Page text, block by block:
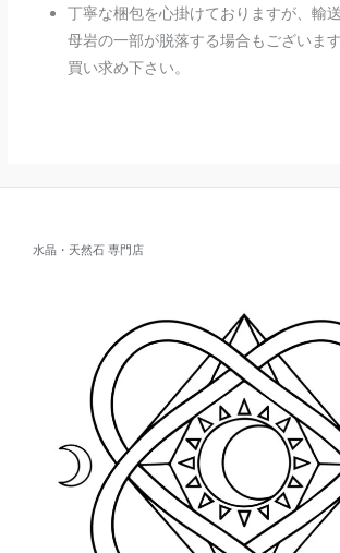
丁寧な梱包を心掛けておりますが、輸
母岩の一部が脱落する場合もございま
買い求め下さい。
水晶・天然石 専門店